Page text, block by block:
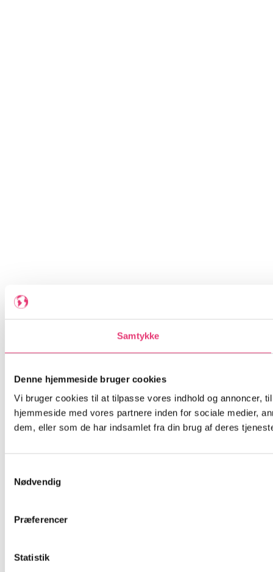
Samtykke
Denne hjemmeside bruger cookies
Vi bruger cookies til at tilpasse vores indhold og annoncer,
hjemmeside med vores partnere inden for sociale medier,
dem, eller som de har indsamlet fra din brug af deres
Nødvendig
Præferencer
Statistik